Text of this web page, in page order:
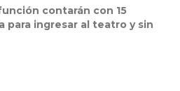
contarán con 15
para ingresar al teatro y sin